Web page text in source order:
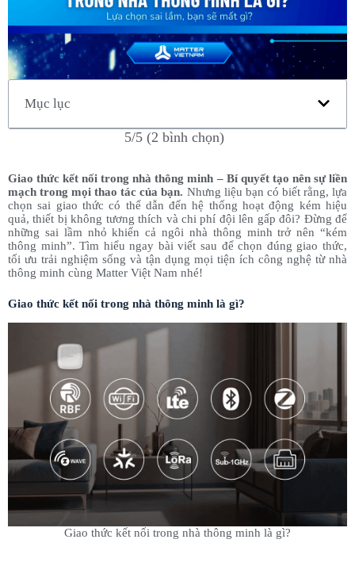
Mục lục
5/5 (2 bình chọn)
Giao thức kết nối trong nhà thông minh – Bí quyết tạo nên sự liền
mạch trong mọi thao tác của bạn. Nhưng liệu bạn có biết rằng, lựa
chọn sai giao thức có thể dẫn đến hệ thống hoạt động kém hiệu
quả, thiết bị không tương thích và chi phí đội lên gấp đôi? Đừng để
những sai lầm nhỏ khiến cả ngôi nhà thông minh trở nên “kém
thông minh”. Tìm hiểu ngay bài viết sau để chọn đúng giao thức,
tối ưu trải nghiệm sống và tận dụng mọi tiện ích công nghệ từ nhà
thông minh cùng Matter Việt Nam nhé!
Giao thức kết nối trong nhà thông minh là gì?
Giao thức kết nối trong nhà thông minh là gì?